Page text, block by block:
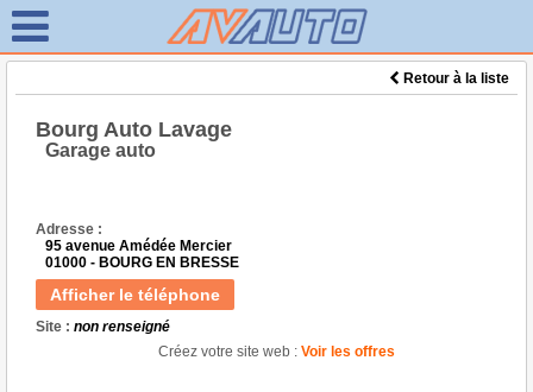
Retour à la liste
Bourg Auto Lavage
Garage auto
Adresse :
95 avenue Amédée Mercier
01000 - BOURG EN BRESSE
Afficher le téléphone
Site : non renseigné
Créez votre site web : Voir les offres